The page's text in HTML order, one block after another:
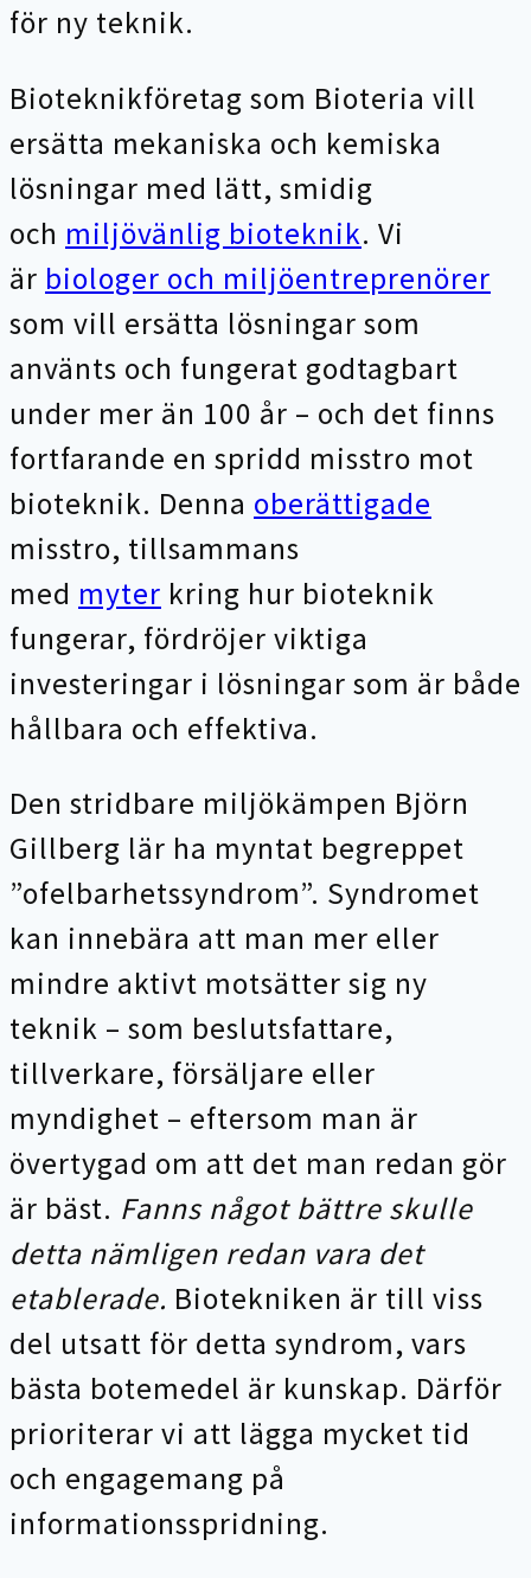
för ny teknik.
Bioteknikföretag som Bioteria vill
ersätta mekaniska och kemiska
lösningar med lätt, smidig
och miljövänlig bioteknik. Vi
är biologer och miljöentreprenörer
som vill ersätta lösningar som
använts och fungerat godtagbart
under mer än 100 år – och det finns
fortfarande en spridd misstro mot
bioteknik. Denna oberättigade
misstro, tillsammans
med myter kring hur bioteknik
fungerar, fördröjer viktiga
investeringar i lösningar som är både
hållbara och effektiva.
Den stridbare miljökämpen Björn
Gillberg lär ha myntat begreppet
”ofelbarhetssyndrom”. Syndromet
kan innebära att man mer eller
mindre aktivt motsätter sig ny
teknik – som beslutsfattare,
tillverkare, försäljare eller
myndighet – eftersom man är
övertygad om att det man redan gör
är bäst. Fanns något bättre skulle
detta nämligen redan vara det
etablerade. Biotekniken är till viss
del utsatt för detta syndrom, vars
bästa botemedel är kunskap. Därför
prioriterar vi att lägga mycket tid
och engagemang på
informationsspridning.